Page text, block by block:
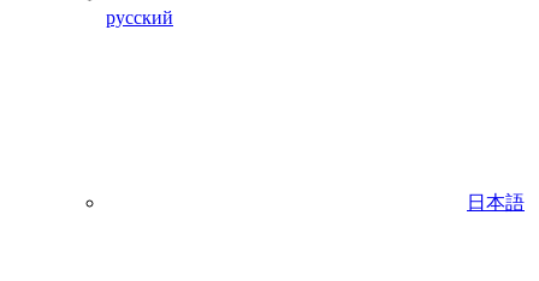
русский
日本語